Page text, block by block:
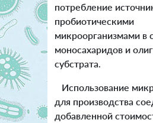
потребление
пробиотическими
микроорганизмами в
моносахаридов и
субстрата.
Использование
для производства
добавленной